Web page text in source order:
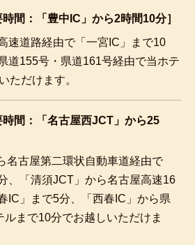
間：「豊中IC」から2時間10分］
速道路経由で「一宮IC」まで10
道155号・県道161号経由で当ホテ
ただけます。
間：「名古屋西JCT」から25
名古屋第二環状自動車道経由で
、「清須JCT」から名古屋高速16
IC」まで5分、「西春IC」から県
まで10分でお越しいただけま